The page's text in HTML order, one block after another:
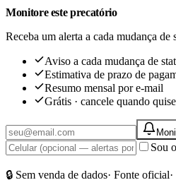
Monitore este precatório
Receba um alerta a cada mudança
Aviso a cada mudança de
Estimativa de prazo de
Resumo mensal por e-mail
Grátis · cancele quando
Sou
🔒 Sem venda de dados· Fonte oficial